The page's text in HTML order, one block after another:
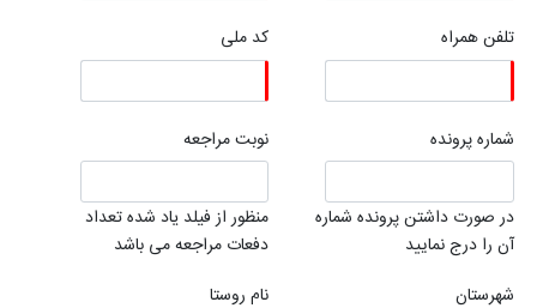
تلفن همراه کد ملی
شماره پرونده
در صورت داشتن پرونده شماره
آن را درج نمایید
نوبت مراجعه
منظور از فیلد یاد شده تعداد
دفعات مراجعه می باشد
شهرستان
نام روستا